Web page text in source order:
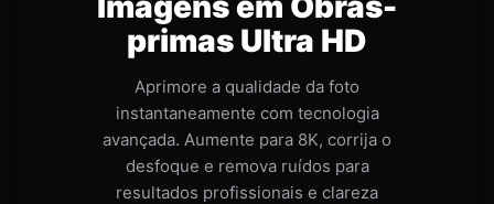
primas Ultra HD
Aprimore a qualidade da foto
instantaneamente com tecnologia
avançada. Aumente para 8K, corrija o
desfoque e remova ruídos para
resultados profissionais e clareza